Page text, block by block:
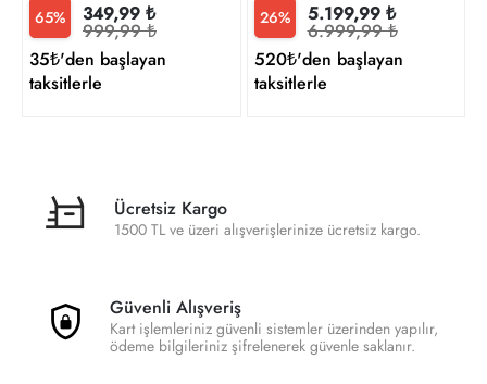
65% 349,99 ₺
999,99 ₺
35₺'den başlayan
taksitlerle
26% 5.199,99 ₺
6.999,99 ₺
520₺'den başlayan
taksitlerle
Ücretsiz Kargo
1500 TL ve üzeri alışverişlerinize ücretsiz kargo.
Güvenli Alışveriş
Kart işlemleriniz güvenli sistemler üzerinden yapılır,
ödeme bilgileriniz şifrelenerek güvenle saklanır.